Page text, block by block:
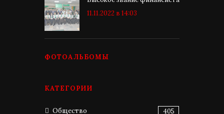
11.11.2022 в 14:03
ФОТОАЛЬБОМЫ
КАТЕГОРИИ
Общество 405